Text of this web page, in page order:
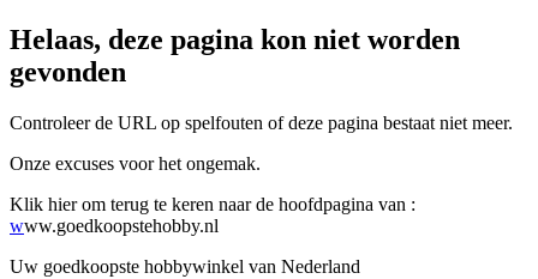
Helaas, deze pagina kon niet worden
gevonden
Controleer de URL op spelfouten of deze pagina bestaat niet meer.
Onze excuses voor het ongemak.
Klik hier om terug te keren naar de hoofdpagina van :
www.goedkoopstehobby.nl
Uw goedkoopste hobbywinkel van Nederland